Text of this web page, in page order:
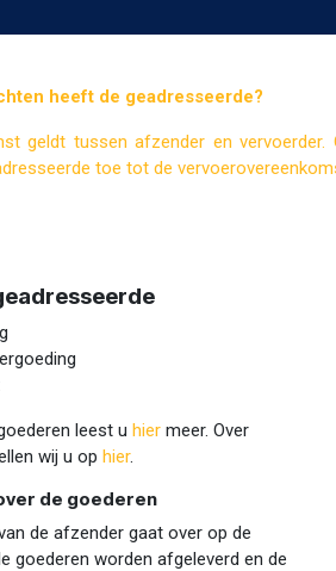
heeft de geadresseerde?
geldt tussen afzender en
toe tot de
leest u hier meer. Over
wij u op hier.
de goederen
de afzender gaat over op de
goederen worden afgeleverd en de